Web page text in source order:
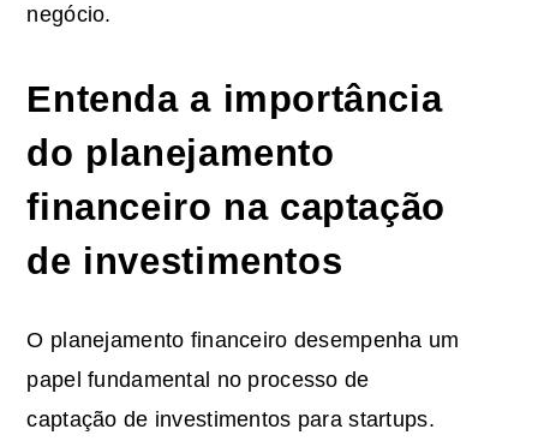
negócio.
Entenda a importância
do planejamento
financeiro na captação
de investimentos
O planejamento financeiro desempenha um
papel fundamental no processo de
captação de investimentos para startups.